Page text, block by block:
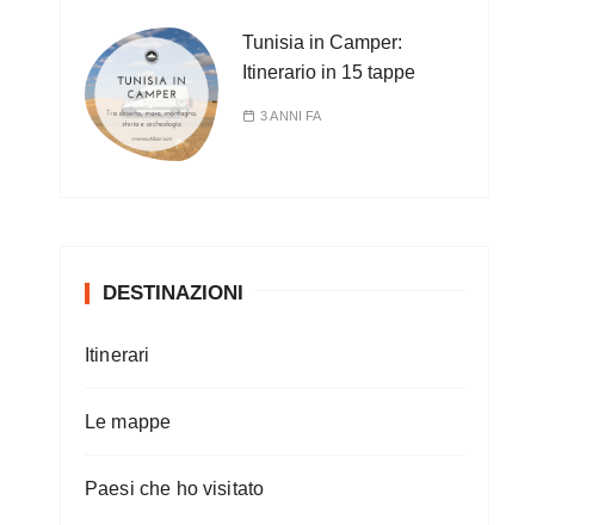
Tunisia in Camper:
Itinerario in 15 tappe
3 ANNI FA
DESTINAZIONI
Itinerari
Le mappe
Paesi che ho visitato